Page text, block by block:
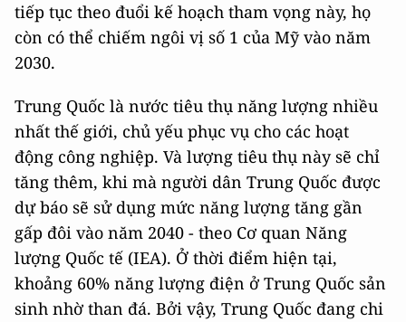
tiếp tục theo đuổi kế hoạch tham vọng này, họ
còn có thể chiếm ngôi vị số 1 của Mỹ vào năm
2030.
Trung Quốc là nước tiêu thụ năng lượng nhiều
nhất thế giới, chủ yếu phục vụ cho các hoạt
động công nghiệp. Và lượng tiêu thụ này sẽ chỉ
tăng thêm, khi mà người dân Trung Quốc được
dự báo sẽ sử dụng mức năng lượng tăng gần
gấp đôi vào năm 2040 - theo Cơ quan Năng
lượng Quốc tế (IEA). Ở thời điểm hiện tại,
khoảng 60% năng lượng điện ở Trung Quốc sản
sinh nhờ than đá. Bởi vậy, Trung Quốc đang chi